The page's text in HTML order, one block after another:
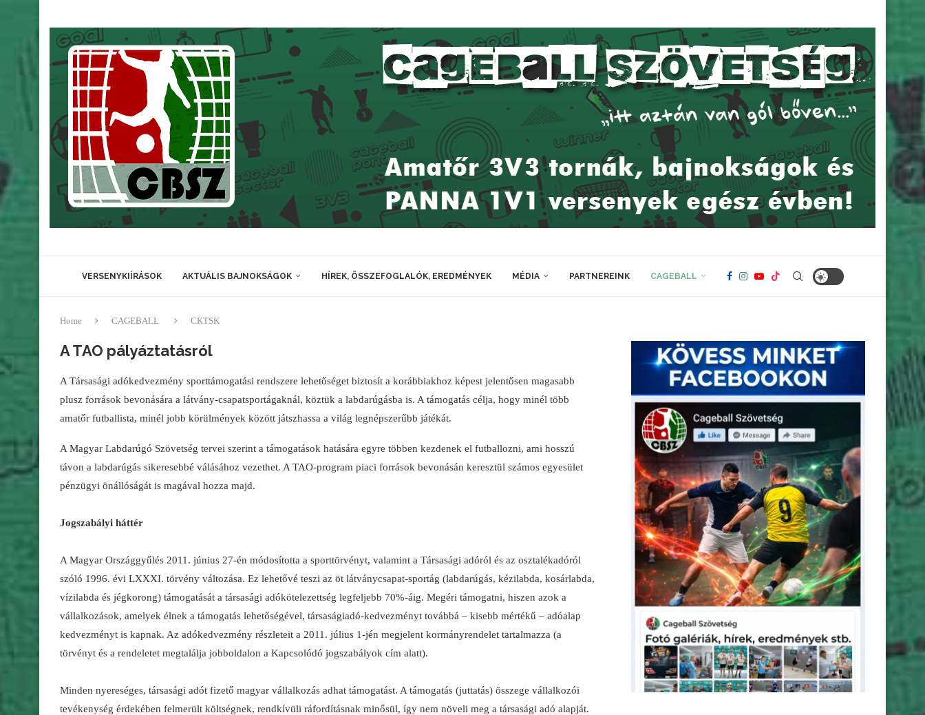
VERSENYKIÍRÁSOK AKTUÁLIS BAJNOKSÁGOK HÍREK, ÖSSZEFOGLALÓK, EREDMÉNYEK MÉDIA PARTNEREINK CAGEBALL
Home CAGEBALL CKTSK
A TAO pályáztatásról
A Társasági adókedvezmény sporttámogatási rendszere lehetőséget biztosít a korábbiakhoz képest jelentősen magasabb
plusz források bevonására a látvány-csapatsportágaknál, köztük a labdarúgásba is. A támogatás célja, hogy minél több
amatőr futballista, minél jobb körülmények között játszhassa a világ legnépszerűbb játékát.
A Magyar Labdarúgó Szövetség tervei szerint a támogatások hatására egyre többen kezdenek el futballozni, ami hosszú
távon a labdarúgás sikeresebbé válásához vezethet. A TAO-program piaci források bevonásán keresztül számos egyesület
pénzügyi önállóságát is magával hozza majd.
Jogszabályi háttér
A Magyar Országgyűlés 2011. június 27-én módosította a sporttörvényt, valamint a Társasági adóról és az osztalékadóról
szóló 1996. évi LXXXI. törvény változása. Ez lehetővé teszi az öt látványcsapat-sportág (labdarúgás, kézilabda, kosárlabda,
vízilabda és jégkorong) támogatását a társasági adókötelezettség legfeljebb 70%-áig. Megéri támogatni, hiszen azok a
vállalkozások, amelyek élnek a támogatás lehetőségével, társaságiadó-kedvezményt továbbá – kisebb mértékű – adóalap
kedvezményt is kapnak. Az adókedvezmény részleteit a 2011. július 1-jén megjelent kormányrendelet tartalmazza (a
törvényt és a rendeletet megtalálja jobboldalon a Kapcsolódó jogszabályok cím alatt).
Minden nyereséges, társasági adót fizető magyar vállalkozás adhat támogatást. A támogatás (juttatás) összege vállalkozói
tevékenység érdekében felmerült költségnek, rendkívüli ráfordításnak minősül, így nem növeli meg a társasági adó alapját.